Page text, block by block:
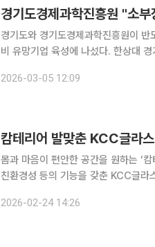
경기도와 경기도경제과학진흥원이 반
비 유망기업 육성에 나섰다. 한상대 경기도경제과학진흥원 스케일업본부장은 5일 "소재·부품·장비
서 경쟁력을 확보할 수 있도록 현장
2026-03-05 12:09
캄테리어 발맞춘 KCC글라
몸과 마음이 편안한 공간을 원하는 ‘
친환경성 등의 기능을 갖춘 KCC글라
특히 한국 주거 문화에 최적화된
2026-02-24 14:26